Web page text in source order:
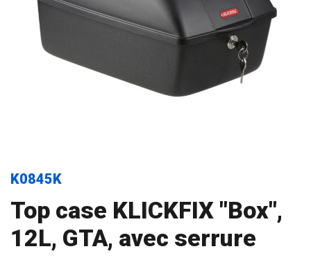
K0845K
Top case KLICKFIX "Box",
12L, GTA, avec serrure